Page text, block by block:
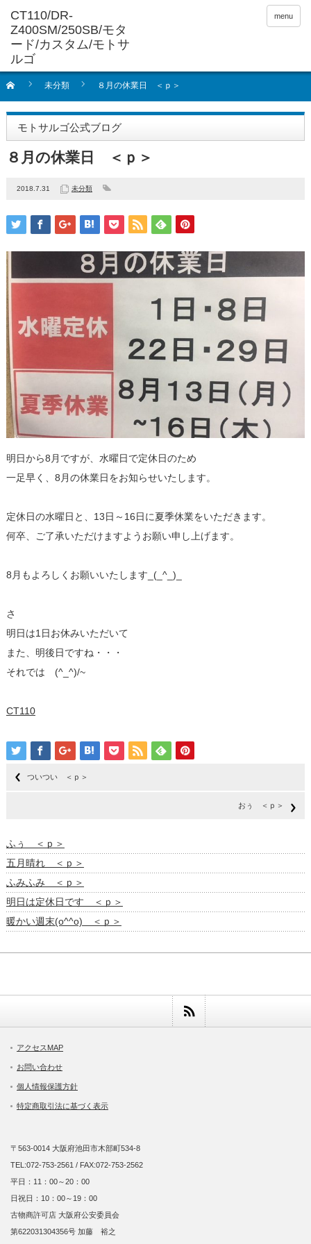
menu
未分類 ８月の休業日 ＜ｐ＞
モトサルゴ公式ブログ
８月の休業日 ＜ｐ＞
2018.7.31 未分類
明日から8月ですが、水曜日で定休日のため
一足早く、8月の休業日をお知らせいたします。
定休日の水曜日と、13日～16日に夏季休業をいただきます。
何卒、ご了承いただけますようお願い申し上げます。
8月もよろしくお願いいたします_(_^_)_
さ
明日は1日お休みいただいて
また、明後日ですね・・・
それでは (^_^)/~
CT110
ついつい ＜ｐ＞
おぅ ＜ｐ＞
ふぅ ＜ｐ＞
五月晴れ ＜ｐ＞
ふみふみ ＜ｐ＞
明日は定休日です ＜ｐ＞
暖かい週末(o^^o) ＜ｐ＞
アクセスMAP
お問い合わせ
個人情報保護方針
特定商取引法に基づく表示
〒563-0014 大阪府池田市木部町534-8
TEL:072-753-2561 / FAX:072-753-2562
平日：11：00～20：00
日祝日：10：00～19：00
古物商許可店 大阪府公安委員会
第622031304356号 加藤 裕之